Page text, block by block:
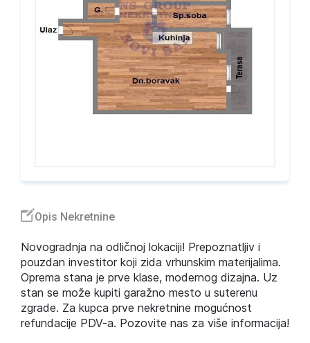
Opis Nekretnine
Novogradnja na odličnoj lokaciji! Prepoznatljiv i
pouzdan investitor koji zida vrhunskim materijalima.
Oprema stana je prve klase, modernog dizajna. Uz
stan se može kupiti garažno mesto u suterenu
zgrade. Za kupca prve nekretnine mogućnost
refundacije PDV-a. Pozovite nas za više informacija!